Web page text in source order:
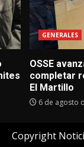
GENERALES
OSSE
completar
El Martillo
6 de agosto
Copyright